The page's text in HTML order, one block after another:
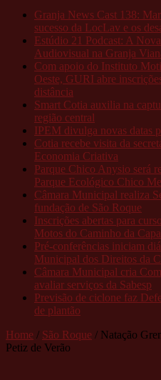
Granja News Cast 138:
sucesso da LocLav e os
Estúdio 21 Podcast: A
Audiovisual na Granja
Com apoio do Instituto
Oeste, GURI abre
distância
Smart Cotia auxilia na
região central
IPEM divulga novas datas
Cotia recebe visita da
Economia Criativa
Parque Chico Anysio será
Parque Ecológico Chico
Câmara Municipal realiza
fundação de São Roque
Inscrições abertas para
Motos do Caminho da
Pré-conferências iniciam
Municipal dos Direitos da
Câmara Municipal cria
avaliar serviços da Sabesp
Previsão de ciclone faz
de plantão
Home / São Roque / Natação
Petiz de Verão